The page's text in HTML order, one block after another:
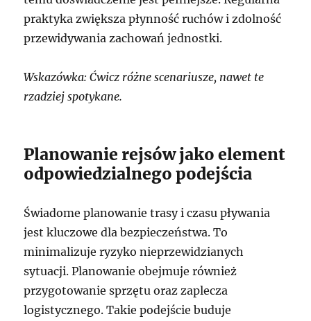
praktyka zwiększa płynność ruchów i zdolność
przewidywania zachowań jednostki.
Wskazówka: Ćwicz różne scenariusze, nawet te
rzadziej spotykane.
Planowanie rejsów jako element
odpowiedzialnego podejścia
Świadome planowanie trasy i czasu pływania
jest kluczowe dla bezpieczeństwa. To
minimalizuje ryzyko nieprzewidzianych
sytuacji. Planowanie obejmuje również
przygotowanie sprzętu oraz zaplecza
logistycznego. Takie podejście buduje